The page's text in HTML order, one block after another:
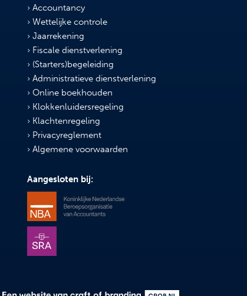
Accountancy
Wettelijke controle
Jaarrekening
Fiscale dienstverlening
(Starters)begeleiding
Administratieve dienstverlening
Online boekhouden
Klokkenluidersregeling
Klachtenregeling
Privacyreglement
Algemene voorwaarden
Aangesloten bij: